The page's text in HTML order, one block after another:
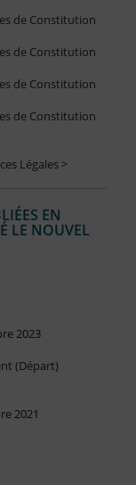
de Constitution
de Constitution
de Constitution
de Constitution
Légales >
EN
LE NOUVEL
2023
(Départ)
2021